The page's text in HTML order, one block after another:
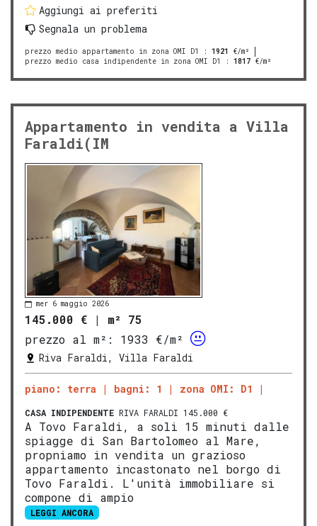
Aggiungi ai preferiti
Segnala un problema
prezzo medio appartamento in zona OMI D1 : 1921
€/m²
prezzo medio casa indipendente in zona OMI D1
: 1817 €/m²
Appartamento in vendita a Villa
Faraldi(IM
mer 6 maggio 2026
145.000 € | m² 75
prezzo al m²:
1933 €/m²
Riva Faraldi, Villa Faraldi
piano: terra bagni: 1 zona OMI: D1
CASA INDIPENDENTE RIVA FARALDI 145.000 €
A Tovo Faraldi, a soli 15 minuti dalle
spiagge di San Bartolomeo al Mare,
propniamo in vendita un grazioso
appartamento incastonato nel borgo di
Tovo Faraldi. L'unità immobiliare si
compone di ampio
LEGGI ANCORA